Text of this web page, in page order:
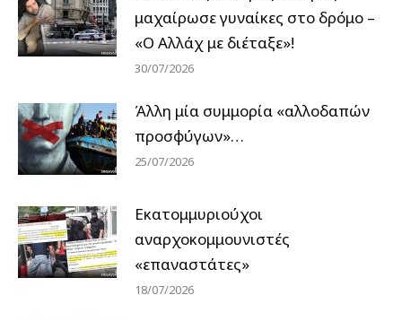
μαχαίρωσε γυναίκες στο δρόμο –
«Ο Αλλάχ με διέταξε»!
30/07/2026
Άλλη μία συμμορία «αλλοδαπών
προσφύγων»…
25/07/2026
Εκατομμυριούχοι
αναρχοκομμουνιστές
«επαναστάτες»
18/07/2026